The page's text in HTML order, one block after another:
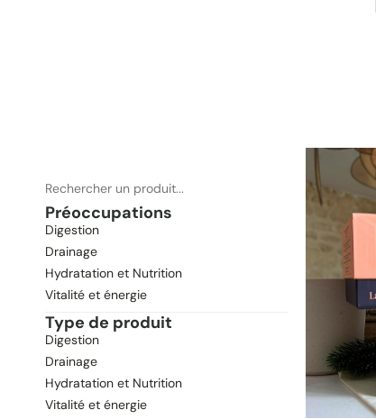
Préoccupations
Digestion
Drainage
Hydratation et Nutrition
Vitalité et énergie
Type de produit
Digestion
Drainage
Hydratation et Nutrition
Vitalité et énergie